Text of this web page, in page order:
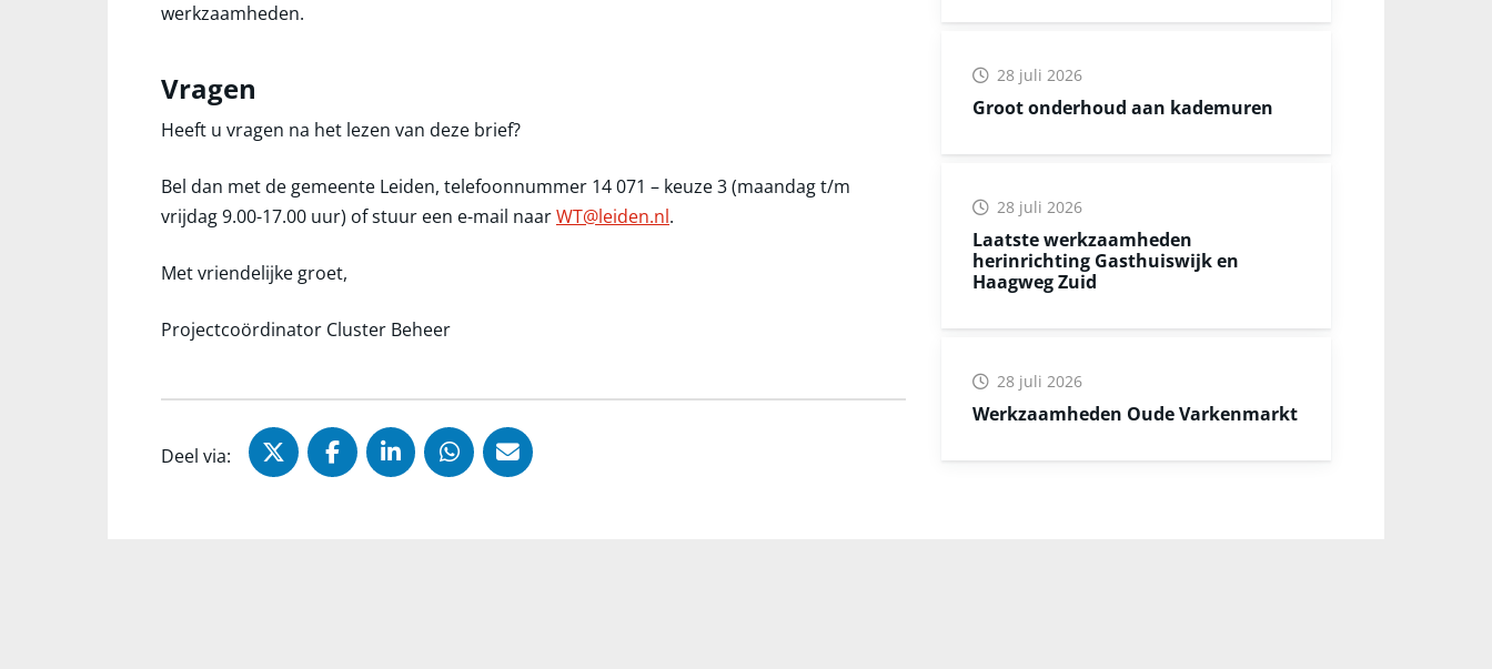
werkzaamheden.
Vragen
Heeft u vragen na het lezen van deze brief?
Bel dan met de gemeente Leiden, telefoonnummer 14 071 – keuze 3 (maandag t/m
vrijdag 9.00-17.00 uur) of stuur een e-mail naarWT@leiden.nl.
Met vriendelijke groet,
Projectcoördinator Cluster Beheer
Deel via: Deel via X (Twitter), opent in nieuw tabblad
Deel via Facebook, opent in nieuw tabblad
Deel via LinkedIn, opent in nieuw tabblad
Deel via WhatsApp, opent in nieuw tabblad
Deel via Mail, opent in nieuw tabblad
Groot onderhoud aan kademuren
28 juli 2026
Laatste werkzaamheden
herinrichting Gasthuiswijk en
Haagweg Zuid
28 juli 2026
Werkzaamheden Oude Varkenmarkt
28 juli 2026